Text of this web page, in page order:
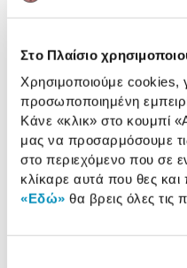
Στο Πλαίσιο
Χρησιμοποιούμε
προσωποποιημένη
Κάνε «κλικ» στο κουμπί
μας να προσαρμόσουμε
στο περιεχόμενο που σε
κλίκαρε αυτά που θες και
«Εδώ» θα βρεις όλες τις
Q-
2,19